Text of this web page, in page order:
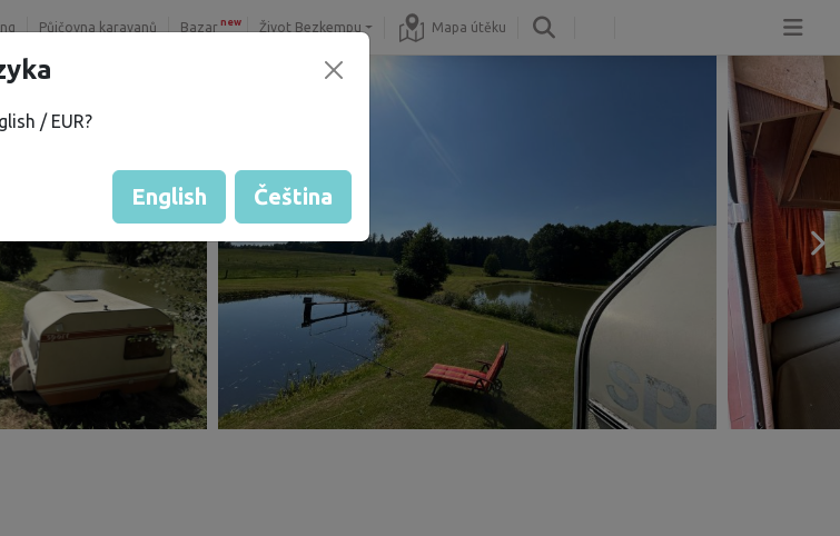
Půjčovna karavanů Bazar new Život Bezkempu Mapa útěku
/ EUR?
English Čeština